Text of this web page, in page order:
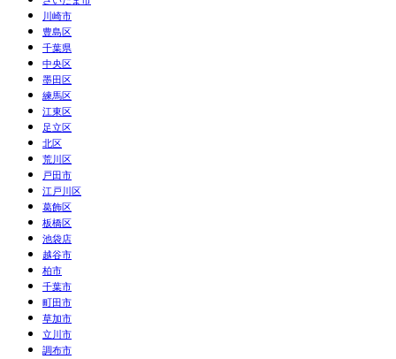
川崎市
豊島区
千葉県
中央区
墨田区
練馬区
江東区
足立区
北区
荒川区
戸田市
江戸川区
葛飾区
板橋区
池袋店
越谷市
柏市
千葉市
町田市
草加市
立川市
調布市